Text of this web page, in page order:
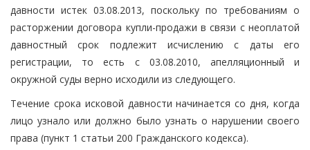
давности истек 03.08.2013, поскольку по требованиям о
расторжении договора купли-продажи в связи с неоплатой
давностный срок подлежит исчислению с даты его
регистрации, то есть с 03.08.2010, апелляционный и
окружной суды верно исходили из следующего.
Течение срока исковой давности начинается со дня, когда
лицо узнало или должно было узнать о нарушении своего
права (пункт 1 статьи 200 Гражданского кодекса).